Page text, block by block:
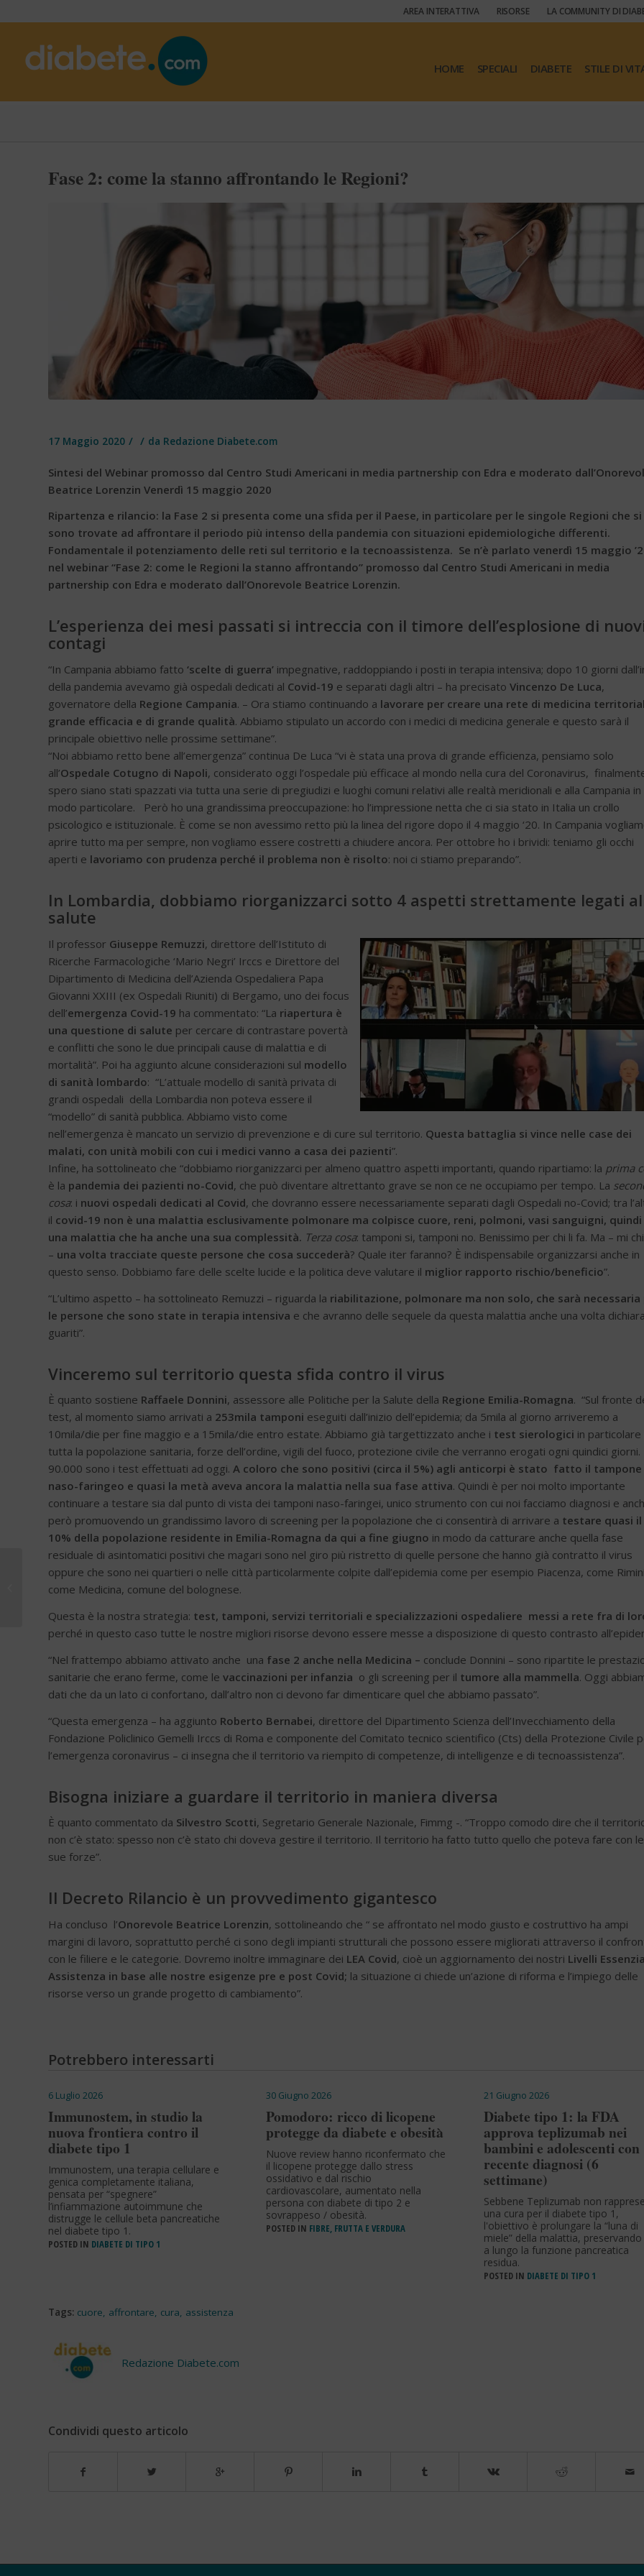
AREA INTERATTIVA RISORSE LA COMMUNITY DI
HOME SPECIALI DIABETE STILE DI
Fase 2: come la stanno affrontando le Regioni?
17 Maggio 2020 / / da Redazione Diabete.com
Sintesi del Webinar promosso dal Centro Studi Americani in media partnership con Edra e moderato
Beatrice Lorenzin Venerdì 15 maggio 2020
Ripartenza e rilancio: la Fase 2 si presenta come una sfida per il Paese, in particolare per le singole Regioni che si
sono trovate ad affrontare il periodo più intenso della pandemia con situazioni epidemiologiche differenti.
Fondamentale il potenziamento delle reti sul territorio e la tecnoassistenza. Se n’è parlato venerdì 15 maggio
nel webinar “Fase 2: come le Regioni la stanno affrontando” promosso dal Centro Studi Americani in media
partnership con Edra e moderato dall’Onorevole Beatrice Lorenzin.
L’esperienza dei mesi passati si intreccia con il timore dell’esplosione di
contagi
“In Campania abbiamo fatto ‘scelte di guerra’ impegnative, raddoppiando i posti in terapia intensiva; dopo 10 giorni
della pandemia avevamo già ospedali dedicati al Covid-19 e separati dagli altri – ha precisato Vincenzo De Luca,
governatore della Regione Campania. – Ora stiamo continuando a lavorare per creare una rete di medicina
grande efficacia e di grande qualità. Abbiamo stipulato un accordo con i medici di medicina generale e questo sarà il
principale obiettivo nelle prossime settimane”.
“Noi abbiamo retto bene all’emergenza” continua De Luca “vi è stata una prova di grande efficienza, pensiamo solo
all’Ospedale Cotugno di Napoli, considerato oggi l’ospedale più efficace al mondo nella cura del Coronavirus,
spero siano stati spazzati via tutta una serie di pregiudizi e luoghi comuni relativi alle realtà meridionali e alla Campania in
modo particolare. Però ho una grandissima preoccupazione: ho l’impressione netta che ci sia stato in Italia un crollo
psicologico e istituzionale. È come se non avessimo retto più la linea del rigore dopo il 4 maggio ‘20. In Campania
aprire tutto ma per sempre, non vogliamo essere costretti a chiudere ancora. Per ottobre ho i brividi: teniamo gli occhi
aperti e lavoriamo con prudenza perché il problema non è risolto: noi ci stiamo preparando”.
In Lombardia, dobbiamo riorganizzarci sotto 4 aspetti strettamente legati
salute
Il professor Giuseppe Remuzzi, direttore dell’Istituto di
Ricerche Farmacologiche ‘Mario Negri’ Irccs e Direttore del
Dipartimento di Medicina dell’Azienda Ospedaliera Papa
Giovanni XXIII (ex Ospedali Riuniti) di Bergamo, uno dei focus
dell’emergenza Covid-19 ha commentato: “La riapertura è
una questione di salute per cercare di contrastare povertà
e conflitti che sono le due principali cause di malattia e di
mortalità”. Poi ha aggiunto alcune considerazioni sul modello
di sanità lombardo: “L’attuale modello di sanità privata di
grandi ospedali della Lombardia non poteva essere il
“modello” di sanità pubblica. Abbiamo visto come
nell’emergenza è mancato un servizio di prevenzione e di cure sul territorio. Questa battaglia si vince nelle case dei
malati, con unità mobili con cui i medici vanno a casa dei pazienti”.
Infine, ha sottolineato che “dobbiamo riorganizzarci per almeno quattro aspetti importanti, quando ripartiamo: la prima
è la pandemia dei pazienti no-Covid, che può diventare altrettanto grave se non ce ne occupiamo per tempo. La
cosa: i nuovi ospedali dedicati al Covid, che dovranno essere necessariamente separati dagli Ospedali no-Covid; tra
il covid-19 non è una malattia esclusivamente polmonare ma colpisce cuore, reni, polmoni, vasi sanguigni, quindi
una malattia che ha anche una sua complessità. Terza cosa: tamponi si, tamponi no. Benissimo per chi li fa. Ma – mi
– una volta tracciate queste persone che cosa succederà? Quale iter faranno? È indispensabile organizzarsi anche in
questo senso. Dobbiamo fare delle scelte lucide e la politica deve valutare il miglior rapporto rischio/beneficio”.
“L’ultimo aspetto – ha sottolineato Remuzzi – riguarda la riabilitazione, polmonare ma non solo, che sarà necessaria
le persone che sono state in terapia intensiva e che avranno delle sequele da questa malattia anche una volta
guariti”.
Vinceremo sul territorio questa sfida contro il virus
È quanto sostiene Raffaele Donnini, assessore alle Politiche per la Salute della Regione Emilia-Romagna. “Sul fronte
test, al momento siamo arrivati a 253mila tamponi eseguiti dall’inizio dell’epidemia; da 5mila al giorno arriveremo a
10mila/die per fine maggio e a 15mila/die entro estate. Abbiamo già targettizzato anche i test sierologici in
tutta la popolazione sanitaria, forze dell’ordine, vigili del fuoco, protezione civile che verranno erogati ogni quindici giorni.
90.000 sono i test effettuati ad oggi. A coloro che sono positivi (circa il 5%) agli anticorpi è stato fatto il tampone
naso-faringeo e quasi la metà aveva ancora la malattia nella sua fase attiva. Quindi è per noi molto importante
continuare a testare sia dal punto di vista dei tamponi naso-faringei, unico strumento con cui noi facciamo diagnosi e
però promuovendo un grandissimo lavoro di screening per la popolazione che ci consentirà di arrivare a testare quasi il
10% della popolazione residente in Emilia-Romagna da qui a fine giugno in modo da catturare anche quella fase
residuale di asintomatici positivi che magari sono nel giro più ristretto di quelle persone che hanno già contratto il virus
oppure che sono nei quartieri o nelle città particolarmente colpite dall’epidemia come per esempio Piacenza, come
come Medicina, comune del bolognese.
Questa è la nostra strategia: test, tamponi, servizi territoriali e specializzazioni ospedaliere messi a rete fra di
perché in questo caso tutte le nostre migliori risorse devono essere messe a disposizione di questo contrasto
“Nel frattempo abbiamo attivato anche una fase 2 anche nella Medicina – conclude Donnini – sono ripartite le
sanitarie che erano ferme, come le vaccinazioni per infanzia o gli screening per il tumore alla mammella. Oggi
dati che da un lato ci confortano, dall’altro non ci devono far dimenticare quel che abbiamo passato”.
“Questa emergenza – ha aggiunto Roberto Bernabei, direttore del Dipartimento Scienza dell’Invecchiamento della
Fondazione Policlinico Gemelli Irccs di Roma e componente del Comitato tecnico scientifico (Cts) della Protezione Civile
l’emergenza coronavirus – ci insegna che il territorio va riempito di competenze, di intelligenze e di tecnoassistenza”.
Bisogna iniziare a guardare il territorio in maniera diversa
È quanto commentato da Silvestro Scotti, Segretario Generale Nazionale, Fimmg -. “Troppo comodo dire che il
non c’è stato: spesso non c’è stato chi doveva gestire il territorio. Il territorio ha fatto tutto quello che poteva fare con le
sue forze”.
Il Decreto Rilancio è un provvedimento gigantesco
Ha concluso l’Onorevole Beatrice Lorenzin, sottolineando che “ se affrontato nel modo giusto e costruttivo ha ampi
margini di lavoro, soprattutto perché ci sono degli impianti strutturali che possono essere migliorati attraverso il
con le filiere e le categorie. Dovremo inoltre immaginare dei LEA Covid, cioè un aggiornamento dei nostri Livelli
Assistenza in base alle nostre esigenze pre e post Covid; la situazione ci chiede un’azione di riforma e l’impiego delle
risorse verso un grande progetto di cambiamento”.
Potrebbero interessarti
6 Luglio 2026
Immunostem, in studio la
nuova frontiera contro il
diabete tipo 1
Immunostem, una terapia cellulare e
genica completamente italiana,
pensata per “spegnere”
l’infiammazione autoimmune che
distrugge le cellule beta pancreatiche
nel diabete tipo 1.
POSTED IN DIABETE DI TIPO 1
30 Giugno 2026
Pomodoro: ricco di licopene
protegge da diabete e obesità
Nuove review hanno riconfermato che
il licopene protegge dallo stress
ossidativo e dal rischio
cardiovascolare, aumentato nella
persona con diabete di tipo 2 e
sovrappeso / obesità.
POSTED IN FIBRE, FRUTTA E VERDURA
21 Giugno 2026
Diabete tipo 1: la FDA
approva teplizumab nei
bambini e adolescenti con
recente diagnosi (6
settimane)
Sebbene Teplizumab non
una cura per il diabete tipo 1,
l'obiettivo è prolungare la “luna di
miele” della malattia, preservando
a lungo la funzione pancreatica
residua.
POSTED IN DIABETE DI TIPO 1
Tags: cuore, affrontare, cura, assistenza
Redazione Diabete.com
Condividi questo articolo
Siedp: campi scuola
2020 da rimandare a